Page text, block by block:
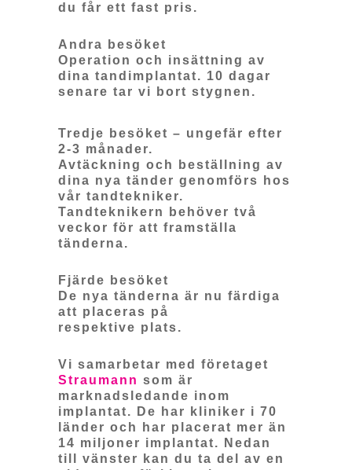
du får ett fast pris.
Andra besöket
Operation och insättning av
dina tandimplantat. 10 dagar
senare tar vi bort stygnen.
Tredje besöket – ungefär efter
2-3 månader.
Avtäckning och beställning av
dina nya tänder genomförs hos
vår tandtekniker.
Tandteknikern behöver två
veckor för att framställa
tänderna.
Fjärde besöket
De nya tänderna är nu färdiga
att placeras på
respektive plats.
Vi samarbetar med företaget
Straumann som är
marknadsledande inom
implantat. De har kliniker i 70
länder och har placerat mer än
14 miljoner implantat. Nedan
till vänster kan du ta del av en